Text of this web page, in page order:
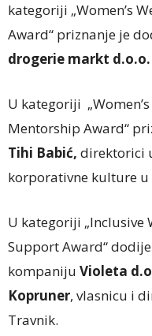
kategoriji „Women’s
Award“ priznanje je
drogerie markt d.o.o.
U kategoriji
Mentorship Award“
Tihi Babić, direktorici
korporativne kulture u
U kategoriji „Inclusive
Support Award“
kompaniju Violeta
Kopruner, vlasnicu i
Travnik.